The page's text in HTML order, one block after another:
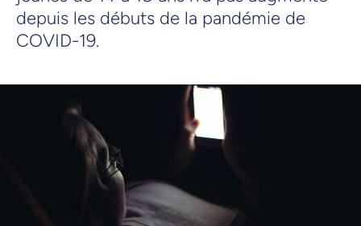
depuis les débuts de la pandémie de
COVID-19.